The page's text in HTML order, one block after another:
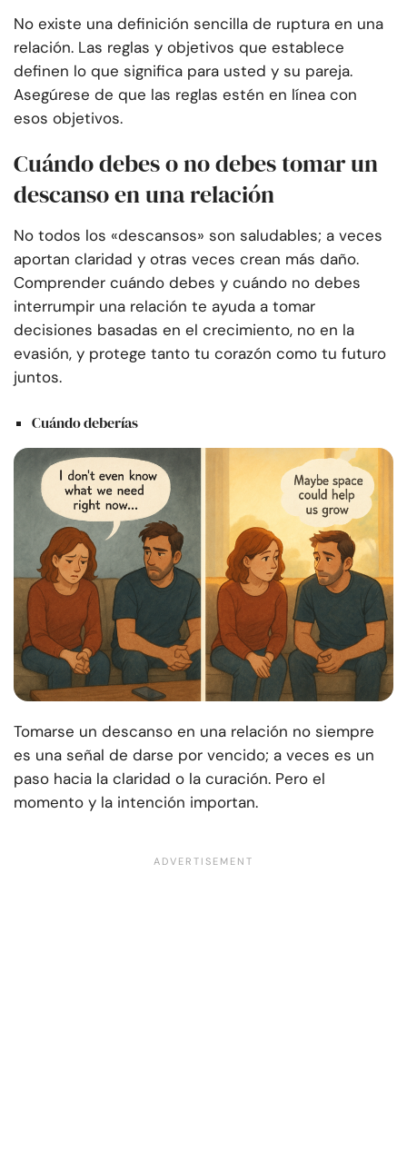
No existe una definición sencilla de ruptura en una
relación. Las reglas y objetivos que establece
definen lo que significa para usted y su pareja.
Asegúrese de que las reglas estén en línea con
esos objetivos.
Cuándo debes o no debes tomar un
descanso en una relación
No todos los «descansos» son saludables; a veces
aportan claridad y otras veces crean más daño.
Comprender cuándo debes y cuándo no debes
interrumpir una relación te ayuda a tomar
decisiones basadas en el crecimiento, no en la
evasión, y protege tanto tu corazón como tu futuro
juntos.
Cuándo deberías
Tomarse un descanso en una relación no siempre
es una señal de darse por vencido; a veces es un
paso hacia la claridad o la curación. Pero el
momento y la intención importan.